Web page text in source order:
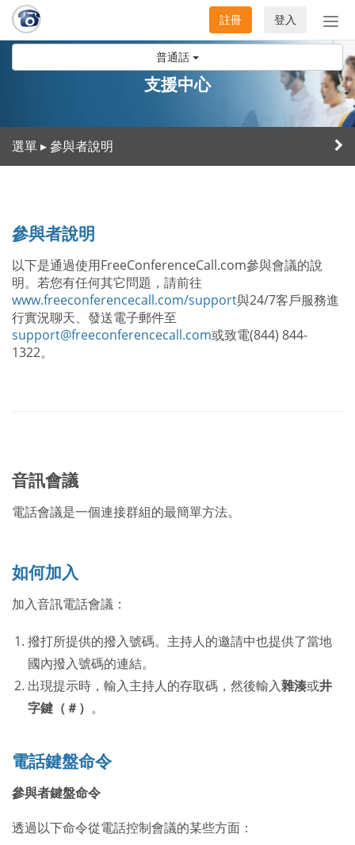
普通話
切
換
航
登入
註冊
支援中心
選單 ▸ 參與者說明
參與者說明
以下是通過使用FreeConferenceCall.com參與會議的說
明。若您有任何其它問題，請前往
www.freeconferencecall.com/support與24/7客戶服務進
行實況聊天、發送電子郵件至
support@freeconferencecall.com或致電(844) 844-
1322。
音訊會議
電話會議是一個連接群組的最簡單方法。
如何加入
加入音訊電話會議：
撥打所提供的撥入號碼。主持人的邀請中也提供了當地
國內撥入號碼的連結。
出現提示時，輸入主持人的存取碼，然後輸入雜湊或井
字鍵（＃） 。
電話鍵盤命令
參與者鍵盤命令
透過以下命令從電話控制會議的某些方面：